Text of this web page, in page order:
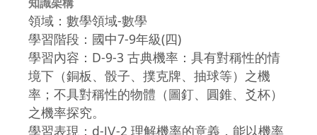
領域：數學領域-數學
學習階段：國中7-9年級(四)
學習內容：D-9-3 古典機率：具有對稱性的情
境下（銅板、骰子、撲克牌、抽球等）之機
率；不具對稱性的物體（圖釘、圓錐、爻杯）
之機率探究。
學習表現：d-Ⅳ-2 理解機率的意義，能以機率